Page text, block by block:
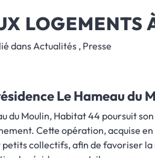
dansActualités , Presse
Le Hameau du
du Moulin, Habitat 44 poursuit
Cette opération, acquise
collectifs, afin de favoriser